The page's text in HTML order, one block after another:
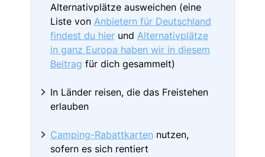
Alternativplätze ausweichen (eine
Liste von Anbietern für Deutschland
findest du hierund Alternativplätze
in ganz Europa haben wir in diesem
Beitrag für dich gesammelt)
In Länder reisen, die das Freistehen
erlauben
Camping-Rabattkarten nutzen,
sofern es sich rentiert